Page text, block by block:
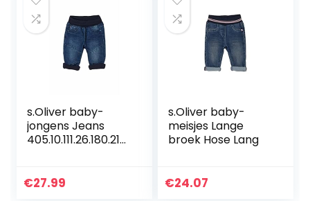
s.Oliver baby-
jongens Jeans
405.10.111.26.180.210
€27.99
s.Oliver baby-
meisjes Lange
broek Hose Lang
€24.07